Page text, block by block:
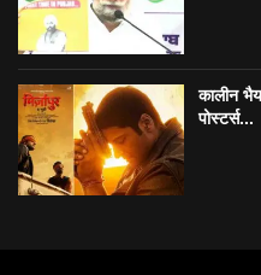
कालीन
पोस्टर्स...